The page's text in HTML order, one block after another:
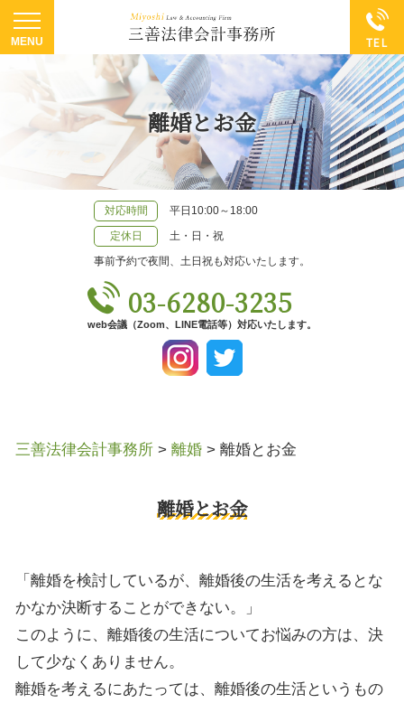
離婚とお金
対応時間
平日10:00～18:00
定休日
土・日・祝
事前予約で夜間、土日祝も対応いたします。
03-6280-3235
web会議（Zoom、LINE電話等）対応いたします。
三善法律会計事務所 > 離婚 > 離婚とお金
離婚とお金
「離婚を検討しているが、離婚後の生活を考えるとな
かなか決断することができない。」
このように、離婚後の生活についてお悩みの方は、決
して少なくありません。
離婚を考えるにあたっては、離婚後の生活というもの